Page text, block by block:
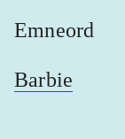
Emneord
Barbie